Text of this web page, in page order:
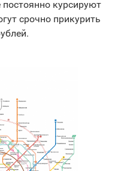
курсируют
срочно прикурить